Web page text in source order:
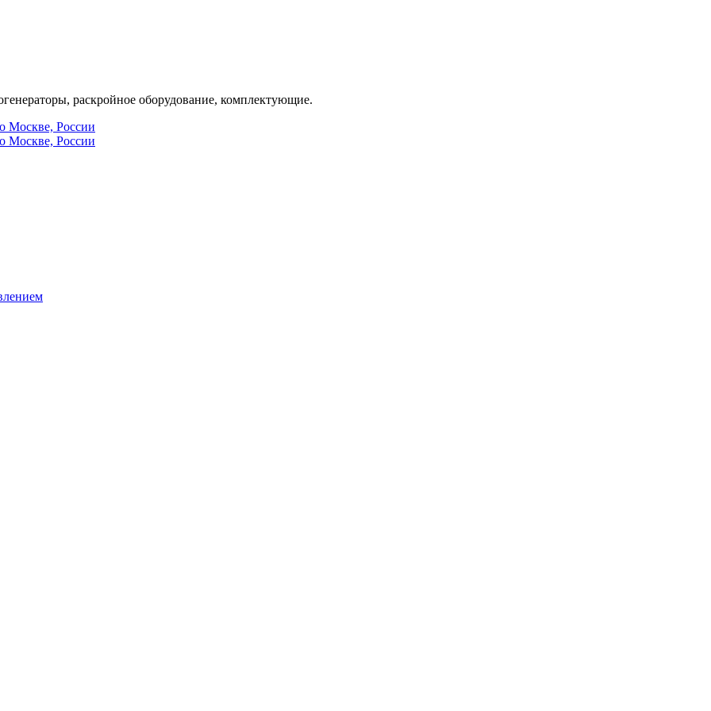
раскройное оборудование, комплектующие.
Москве, России
Москве, России